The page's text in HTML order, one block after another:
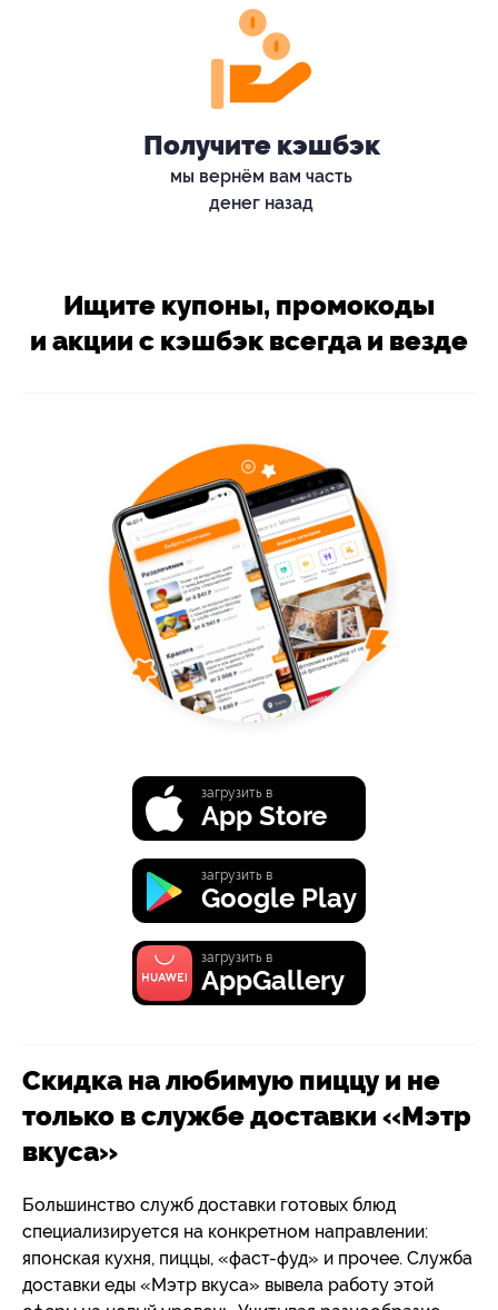
Получите кэшбэк
мы вернём вам часть
денег назад
Ищите купоны, промокоды
и акции с кэшбэк всегда и везде
загрузить в
App Store
загрузить в
Google Play
загрузить в
AppGallery
Скидка на любимую пиццу и не
только в службе доставки «Мэтр
вкуса»
Большинство служб доставки готовых блюд
специализируется на конкретном направлении:
японская кухня, пиццы, «фаст-фуд» и прочее. Служба
доставки еды «Мэтр вкуса» вывела работу этой